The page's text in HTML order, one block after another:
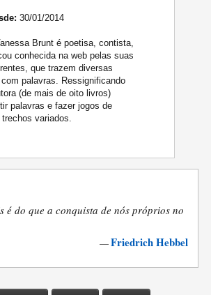
30/01/2014
Brunt é poetisa, contista,
conhecida na web pelas suas
que trazem diversas
com palavras. Ressignificando
(de mais de oito livros)
palavras e fazer jogos de
variados.
é do que a conquista de nós próprios no
—Friedrich Hebbel